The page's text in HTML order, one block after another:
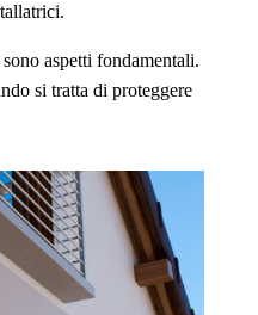
aspetti fondamentali.
si tratta di proteggere